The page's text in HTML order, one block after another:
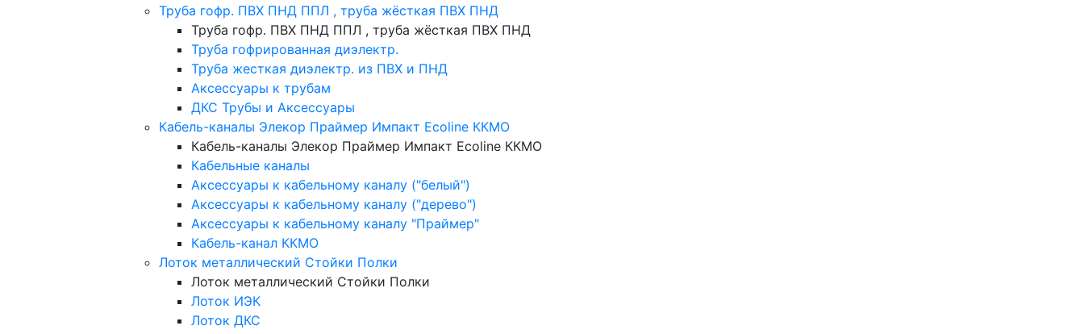
Труба гофр. ПВХ ПНД ППЛ , труба жёсткая ПВХ ПНД
Труба гофр. ПВХ ПНД ППЛ , труба жёсткая ПВХ ПНД
Труба гофрированная диэлектр.
Труба жесткая диэлектр. из ПВХ и ПНД
Аксессуары к трубам
ДКС Трубы и Аксессуары
Кабель-каналы Элекор Праймер Импакт Ecoline ККМО
Кабель-каналы Элекор Праймер Импакт Ecoline ККМО
Кабельные каналы
Аксессуары к кабельному каналу ("белый")
Аксессуары к кабельному каналу ("дерево")
Аксессуары к кабельному каналу "Праймер"
Кабель-канал ККМО
Лоток металлический Стойки Полки
Лоток металлический Стойки Полки
Лоток ИЭК
Лоток ДКС